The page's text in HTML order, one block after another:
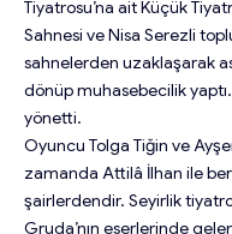
Tiyatrosu’na ait Küçük
Sahnesi ve Nisa Serezli
sahnelerden uzaklaşarak
dönüp muhasebecilik
yönetti.
Oyuncu Tolga Tiğin ve
zamanda Attilâ İlhan ile
şairlerdendir. Seyirlik
Gruda’nın eserlerinde